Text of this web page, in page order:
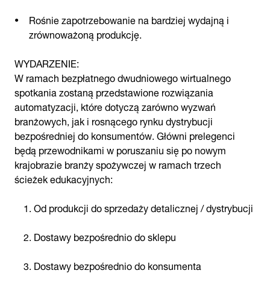
Rośnie zapotrzebowanie na bardziej wydajną i
zrównoważoną produkcję.
WYDARZENIE:
W ramach bezpłatnego dwudniowego wirtualnego
spotkania zostaną przedstawione rozwiązania
automatyzacji, które dotyczą zarówno wyzwań
branżowych, jak i rosnącego rynku dystrybucji
bezpośredniej do konsumentów. Główni prelegenci
będą przewodnikami w poruszaniu się po nowym
krajobrazie branży spożywczej w ramach trzech
ścieżek edukacyjnych:
Od produkcji do sprzedaży detalicznej / dystrybucji
Dostawy bezpośrednio do sklepu
Dostawy bezpośrednio do konsumenta